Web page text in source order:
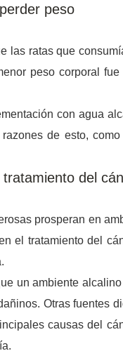
peso
las ratas que
peso corporal
con agua
de esto,
del
prosperan en
el tratamiento del
un ambiente
Otras fuentes
causas del